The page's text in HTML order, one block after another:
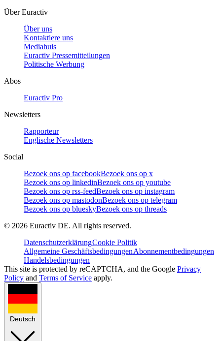
Über Euractiv
Über uns
Kontaktiere uns
Mediahuis
Euractiv Pressemitteilungen
Politische Werbung
Abos
Euractiv Pro
Newsletters
Rapporteur
Englische Newsletters
Social
Bezoek ons op facebookBezoek ons op x
Bezoek ons op linkedinBezoek ons op youtube
Bezoek ons op rss-feedBezoek ons op instagram
Bezoek ons op mastodonBezoek ons op telegram
Bezoek ons op blueskyBezoek ons op threads
© 2026 Euractiv DE. All rights reserved.
DatenschutzerklärungCookie Politik
Allgemeine GeschäftsbedingungenAbonnementbedingungen
Handelsbedingungen
This site is protected by reCAPTCHA, and the Google Privacy
Policy and Terms of Service apply.
Deutsch